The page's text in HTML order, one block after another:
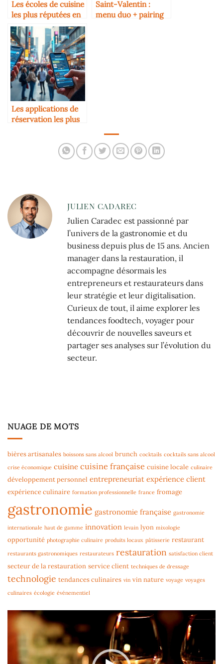
Les écoles de cuisine
les plus réputées en
France
Saint-Valentin :
menu duo + pairing
Les applications de
réservation les plus
JULIEN CADAREC
Julien Caradec est passionné par
l’univers de la gastronomie et du
business depuis plus de 15 ans. Ancien
manager dans la restauration, il
accompagne désormais les
entrepreneurs et restaurateurs dans
leur stratégie et leur digitalisation.
Curieux de tout, il aime explorer les
tendances foodtech, voyager pour
découvrir de nouvelles saveurs et
partager ses analyses sur l’évolution du
secteur.
NUAGE DE MOTS
bières artisanales boissons sans alcool brunch cocktails cocktails sans alcool
crise économique cuisine cuisine française cuisine locale culinaire
développement personnel entrepreneuriat expérience client
expérience culinaire formation professionnelle france fromage
gastronomie gastronomie française gastronomie
internationale haut de gamme innovation levain lyon mixologie
opportunité photographie culinaire produits locaux pâtisserie restaurant
restaurants gastronomiques restaurateurs restauration satisfaction client
secteur de la restauration service client techniques de dressage
technologie tendances culinaires vin vin nature voyage voyages
culinaires écologie événementiel
Lecteur
vidéo